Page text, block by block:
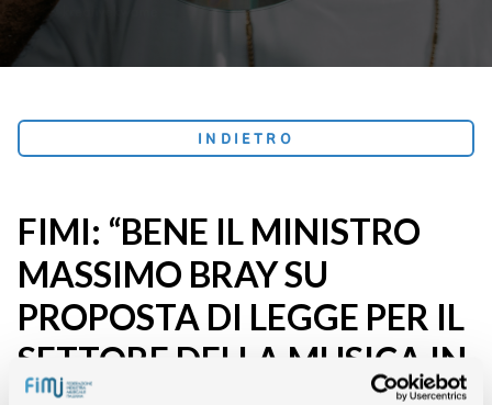
INDIETRO
FIMI: “BENE IL MINISTRO
MASSIMO BRAY SU
PROPOSTA DI LEGGE PER IL
SETTORE DELLA MUSICA IN